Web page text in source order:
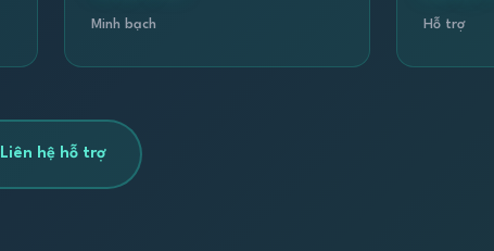
Minh bạch Hỗ trợ
Liên hệ hỗ trợ